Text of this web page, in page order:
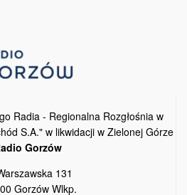
Radia - Regionalna Rozgłośnia w
S.A." w likwidacji w Zielonej Górze
Gorzów
131
Gorzów Wlkp.